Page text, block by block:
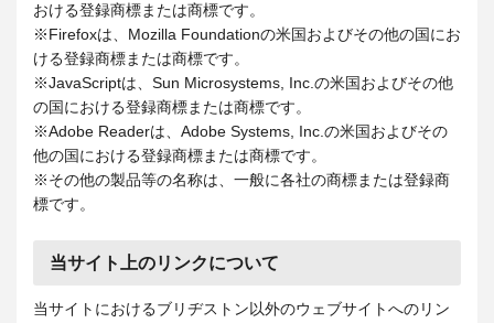
おける登録商標または商標です。
※Firefoxは、Mozilla Foundationの米国およびその他の国にお
ける登録商標または商標です。
※JavaScriptは、Sun Microsystems, Inc.の米国およびその他
の国における登録商標または商標です。
※Adobe Readerは、Adobe Systems, Inc.の米国およびその
他の国における登録商標または商標です。
※その他の製品等の名称は、一般に各社の商標または登録商
標です。
当サイト上のリンクについて
当サイトにおけるブリヂストン以外のウェブサイトへのリン